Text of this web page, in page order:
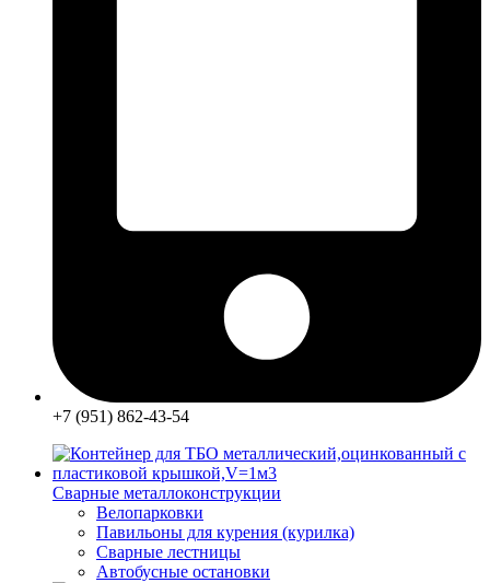
+7 (951) 862-43-54
Сварные металлоконструкции
Велопарковки
Павильоны для курения (курилка)
Сварные лестницы
Автобусные остановки